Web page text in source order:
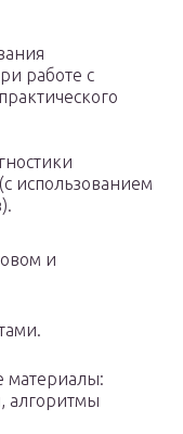
работе с
использованием
и
материалы:
алгоритмы